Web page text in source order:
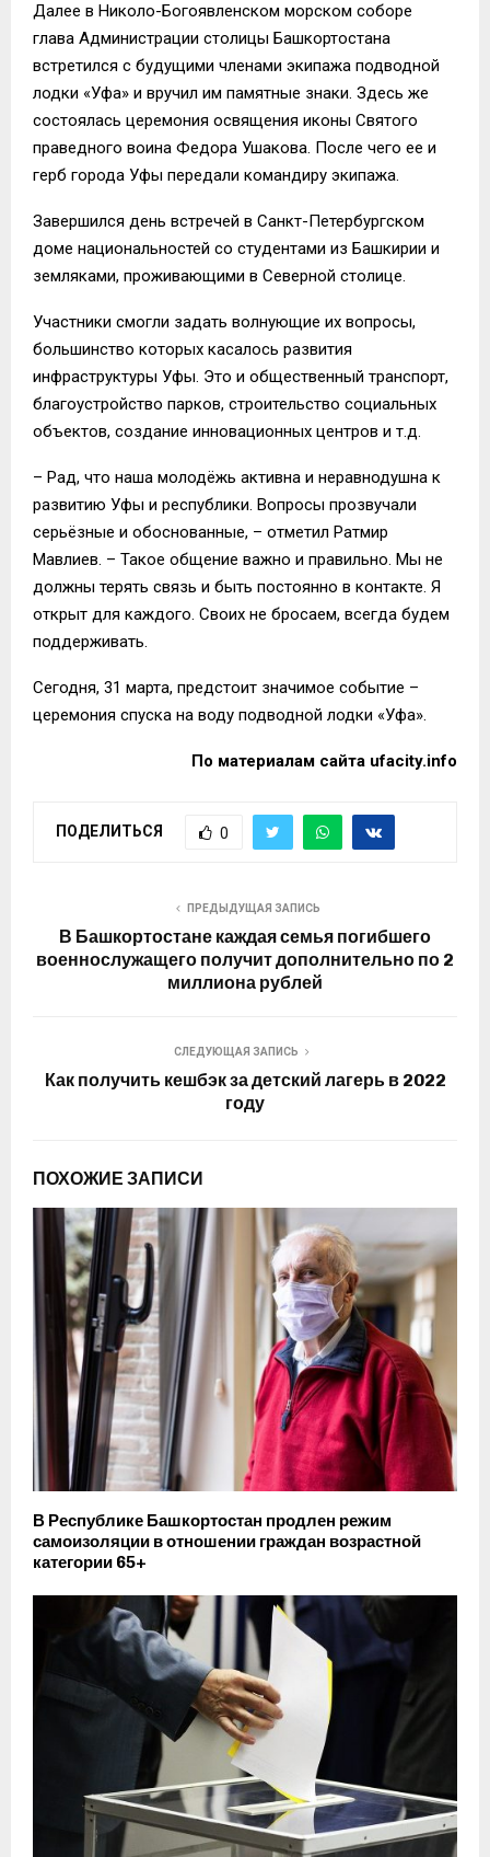
Далее в Николо-Богоявленском морском соборе
глава Администрации столицы Башкортостана
встретился с будущими членами экипажа подводной
лодки «Уфа» и вручил им памятные знаки. Здесь же
состоялась церемония освящения иконы Святого
праведного воина Федора Ушакова. После чего ее и
герб города Уфы передали командиру экипажа.
Завершился день встречей в Санкт-Петербургском
доме национальностей со студентами из Башкирии и
земляками, проживающими в Северной столице.
Участники смогли задать волнующие их вопросы,
большинство которых касалось развития
инфраструктуры Уфы. Это и общественный транспорт,
благоустройство парков, строительство социальных
объектов, создание инновационных центров и т.д.
– Рад, что наша молодёжь активна и неравнодушна к
развитию Уфы и республики. Вопросы прозвучали
серьёзные и обоснованные, – отметил Ратмир
Мавлиев. – Такое общение важно и правильно. Мы не
должны терять связь и быть постоянно в контакте. Я
открыт для каждого. Своих не бросаем, всегда будем
поддерживать.
Сегодня, 31 марта, предстоит значимое событие –
церемония спуска на воду подводной лодки «Уфа».
По материалам сайта ufacity.info
ПОДЕЛИТЬСЯ 0
ПРЕДЫДУЩАЯ ЗАПИСЬ
В Башкортостане каждая семья погибшего
военнослужащего получит дополнительно по 2
миллиона рублей
СЛЕДУЮЩАЯ ЗАПИСЬ
Как получить кешбэк за детский лагерь в 2022
году
ПОХОЖИЕ ЗАПИСИ
В Республике Башкортостан продлен режим
самоизоляции в отношении граждан возрастной
категории 65+